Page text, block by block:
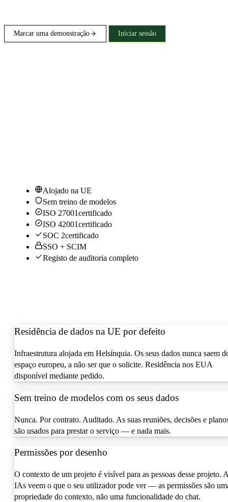
Marcar uma demonstração Iniciar sessão
Alojado na UE
Sem treino de modelos
ISO 27001certificado
ISO 42001certificado
SOC 2certificado
SSO + SCIM
Registo de auditoria completo
Residência de dados na UE por defeito
Infraestrutura alojada em Helsínquia. Os seus dados nunca saem
espaço europeu, a não ser que o solicite. Residência nos EUA
disponível mediante pedido.
Sem treino de modelos com os seus dados
Nunca. Por contrato. Auditado. As suas reuniões, decisões e
são usados para prestar o serviço — e nada mais.
Permissões por desenho
O contexto de um projeto é visível para as pessoas desse projeto.
IAs veem o que o seu utilizador pode ver — as permissões são
propriedade do contexto, não uma funcionalidade do chat.